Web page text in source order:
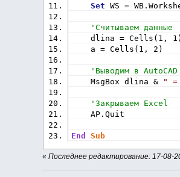
Set WS =
'Считываем данные
dlina = Cells(1,
a = Cells(1, 2)
'Выводим в AutoCAD
MsgBox dlina &
"
'Закрываем Excel
AP.Quit
End Sub
« Последнее редактирование: 17-08-